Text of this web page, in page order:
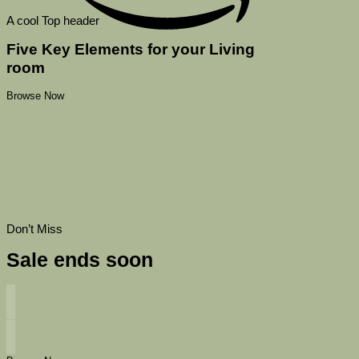
A cool Top header
Five Key Elements for your Living
room
Browse Now
Don’t Miss
Sale ends soon